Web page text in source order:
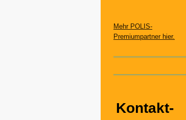
Mehr POLIS-
Premiumpartner hier.
Kontakt-